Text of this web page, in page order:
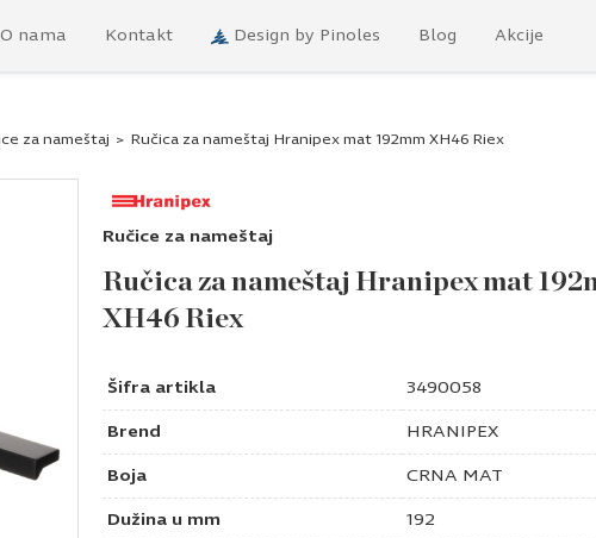
O nama Kontakt Design by Pinoles Blog Akcije
za nameštaj > Ručica za nameštaj Hranipex mat 192mm XH46 Riex
Ručice za nameštaj
Ručica za nameštaj Hranipex mat
XH46 Riex
Šifra artikla 3490058
Brend HRANIPEX
Boja CRNA MAT
Dužina u mm 192